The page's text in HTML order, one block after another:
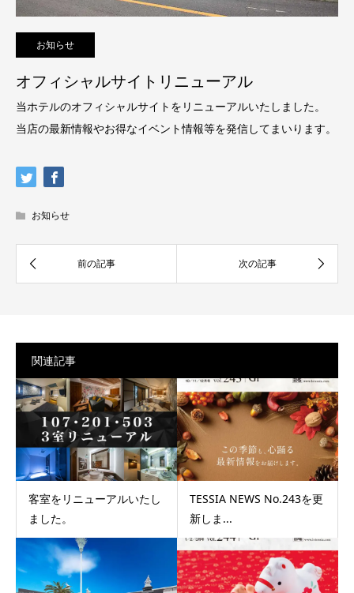
お知らせ
オフィシャルサイトリニューアル
当ホテルのオフィシャルサイトをリニューアルいたしました。
当店の最新情報やお得なイベント情報等を発信してまいります。
お知らせ
関連記事
客室をリニューアルいたし
ました。
TESSIA NEWS No.243を更
新しま...